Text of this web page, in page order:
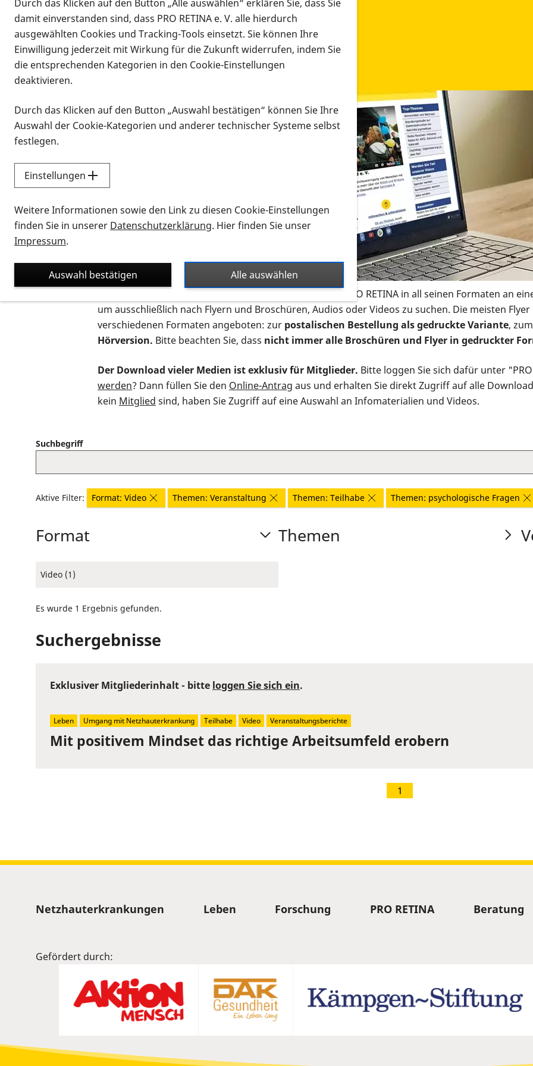
Infomaterial
Infomaterial
Vorlesen
Alle Infomaterialien in verschiedenen Formaten an
Sie möchten wissen, wie Sie nach Infonmaterial suchen und dieses bestellen bzw. herunterladen
Erklärvideos zum Thema Infomaterial auf der PRO RETINA-Website für blinde und
Auf dieser Seite finden Sie sämtliches Infomaterial der PRO RETINA in all seinen Formaten an
um ausschließlich nach Flyern und Broschüren, Audios oder Videos zu suchen. Die meisten
verschiedenen Formaten angeboten: zur postalischen Bestellung als gedruckte Variante,
Hörversion. Bitte beachten Sie, dass nicht immer alle Broschüren und Flyer in gedruckter
Der Download vieler Medien ist exklusiv für Mitglieder. Bitte loggen Sie sich dafür unter
werden? Dann füllen Sie den Online-Antrag aus und erhalten Sie direkt Zugriff auf alle
kein Mitglied sind, haben Sie Zugriff auf eine Auswahl an Infomaterialien und Videos.
Suchbegriff
Aktive Filter: Format: Video Themen: Veranstaltung Themen: Teilhabe Themen: psychologische Fragen
Format
Video (1)
Themen
Es wurde 1 Ergebnis gefunden.
Suchergebnisse
Mit positivem Mindset das richtige Arbeitsumfeld erobern
Exklusiver Mitgliederinhalt - bitte loggen Sie sich ein.
Leben Umgang mit Netzhauterkrankung Teilhabe Video Veranstaltungsberichte
1
Sitemap
Netzhauterkrankungen Leben Forschung PRO RETINA Beratung
Gefördert durch:
Durch das Klicken auf den Button „Alle auswählen“ erklären Sie, dass Sie
damit einverstanden sind, dass PRO RETINA e. V. alle hierdurch
ausgewählten Cookies und Tracking-Tools einsetzt. Sie können Ihre
Einwilligung jederzeit mit Wirkung für die Zukunft widerrufen, indem Sie
die entsprechenden Kategorien in den Cookie-Einstellungen
deaktivieren.
Durch das Klicken auf den Button „Auswahl bestätigen“ können Sie Ihre
Auswahl der Cookie-Kategorien und anderer technischer Systeme selbst
festlegen.
Einstellungen
Weitere Informationen sowie den Link zu diesen Cookie-Einstellungen
finden Sie in unserer Datenschutzerklärung. Hier finden Sie unser
Impressum.
Alle auswählen
Auswahl bestätigen